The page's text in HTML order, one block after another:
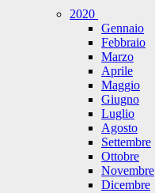
2020
Gennaio
Febbraio
Marzo
Aprile
Maggio
Giugno
Luglio
Agosto
Settembre
Ottobre
Novembre
Dicembre